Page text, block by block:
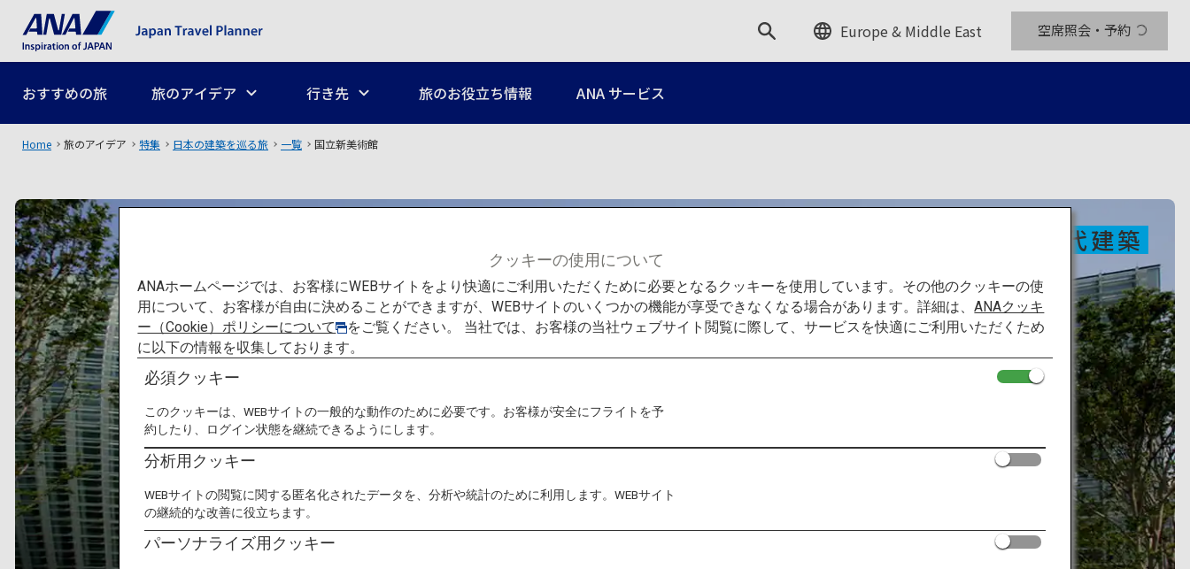
Europe & Middle East 空席照会・予約
おすすめの旅 旅のアイデア 行き先 旅のお役立ち情報 ANA サービス
Home 旅のアイデア 特集 日本の建築を巡る旅 一覧 国立新美術館
現代建築
クッキーの使用について
ANAホームページでは、お客様にWEBサイトをより快適にご利用いただくために必要となるクッキーを使用しています。その他のクッキーの使
用について、お客様が自由に決めることができますが、WEBサイトのいくつかの機能が享受できなくなる場合があります。詳細は、ANAクッキ
ー（Cookie）ポリシーについて
をご覧ください。 当社では、お客様の当社ウェブサイト閲覧に際して、サービスを快適にご利用いただくため
に以下の情報を収集しております。
必須クッキー
このクッキーは、WEBサイトの一般的な動作のために必要です。お客様が安全にフライトを予
約したり、ログイン状態を継続できるようにします。
分析用クッキー
WEBサイトの閲覧に関する匿名化されたデータを、分析や統計のために利用します。WEBサイト
の継続的な改善に役立ちます。
パーソナライズ用クッキー